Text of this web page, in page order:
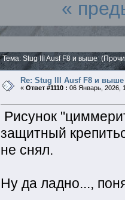
«
Тема: Stug III Ausf F8 и выше
Re: Stug III Ausf F8 и выше
« Ответ #1110 : 06 Январь, 2026,
Рисунок
защитный
не снял.
Ну да ладно...,